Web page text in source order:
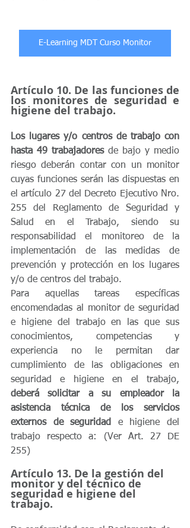
E-Learning MDT Curso Monitor
Artículo 10. De las funciones de
los monitores de seguridad e
higiene del trabajo.
Los lugares y/o centros de trabajo con
hasta 49 trabajadores de bajo y medio
riesgo deberán contar con un monitor
cuyas funciones serán las dispuestas en
el artículo 27 del Decreto Ejecutivo Nro.
255 del Reglamento de Seguridad y
Salud en el Trabajo, siendo su
responsabilidad el monitoreo de la
implementación de las medidas de
prevención y protección en los lugares
y/o de centros del trabajo.
Para aquellas tareas específicas
encomendadas al monitor de seguridad
e higiene del trabajo en las que sus
conocimientos, competencias y
experiencia no le permitan dar
cumplimiento de las obligaciones en
deberá solicitar a su empleador la
asistencia técnica de los servicios
externos de seguridad
e higiene del
trabajo respecto a: (Ver Art. 27 DE
255)
Artículo 13. De la gestión del
monitor y del técnico de
seguridad e higiene del
trabajo.